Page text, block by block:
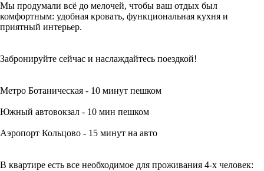
Мы продумали всё до мелочей, чтобы ваш отдых был
комфортным: удобная кровать, функциональная кухня и
приятный интерьер.
Забронируйте сейчас и наслаждайтесь поездкой!
Метро Ботаническая - 10 минут пешком
Южный автовокзал - 10 мин пешком
Аэропорт Кольцово - 15 минут на авто
В квартире есть все необходимое для проживания 4-х человек: